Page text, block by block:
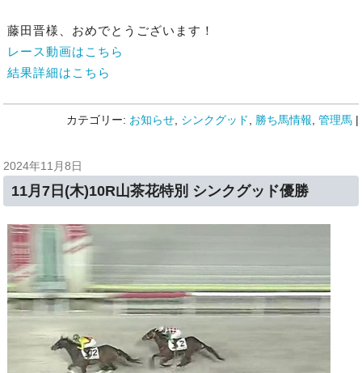
藤田晋様、おめでとうございます！
レース動画はこちら
結果詳細はこちら
カテゴリー: お知らせ, シンクグッド 勝ち馬情報 管理馬|
2024年11月8日
11月7日(木)10R山茶花特別 シンクグッド優勝